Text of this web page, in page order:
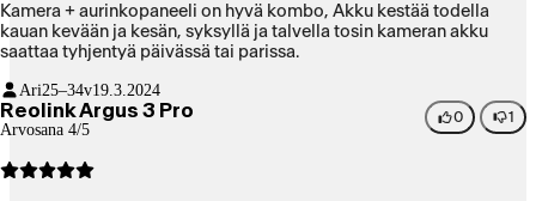
Kamera + aurinkopaneeli on hyvä kombo, Akku kestää todella
kauan kevään ja kesän, syksyllä ja talvella tosin kameran akku
saattaa tyhjentyä päivässä tai parissa.
Ari25–34v19.3.2024
Reolink Argus 3 Pro
Arvosana 4/5
0 1